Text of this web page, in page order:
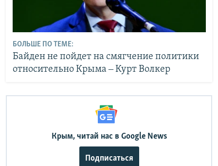
БОЛЬШЕ ПО ТЕМЕ:
Байден не пойдет на смягчение политики
относительно Крыма ‒ Курт Волкер
Крым, читай нас в Google News
Подписаться